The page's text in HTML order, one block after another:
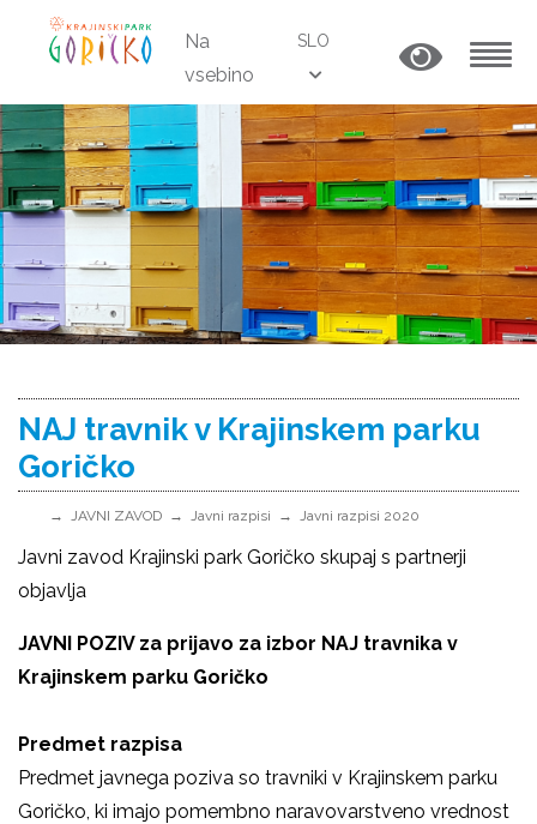
Na
vsebino
SLO
NAJ travnik v Krajinskem parku
Goričko
JAVNI ZAVOD Javni razpisi Javni razpisi 2020
Javni zavod Krajinski park Goričko skupaj s partnerji
objavlja
JAVNI POZIV za prijavo za izbor NAJ travnika v
Krajinskem parku Goričko
Predmet razpisa
Predmet javnega poziva so travniki v Krajinskem parku
Goričko, ki imajo pomembno naravovarstveno vrednost